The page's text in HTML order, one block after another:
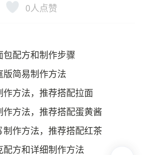
0人点赞
包配方和制作步骤
版简易制作方法
作方法，推荐搭配拉面
作方法，推荐搭配蛋黄酱
制作方法，推荐搭配红茶
方和详细制作方法